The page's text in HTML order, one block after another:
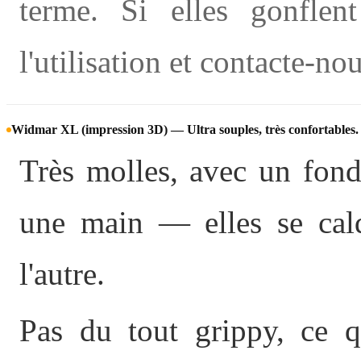
terme. Si elles
l'utilisation et contacte-
Widmar XL (impression 3D) — Ultra souples, très confortables.
Très molles, avec un
une main — elles se
l'autre.
Pas du tout grippy, ce